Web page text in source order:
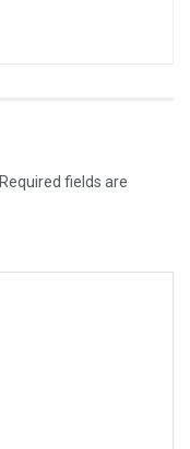
Required fields are